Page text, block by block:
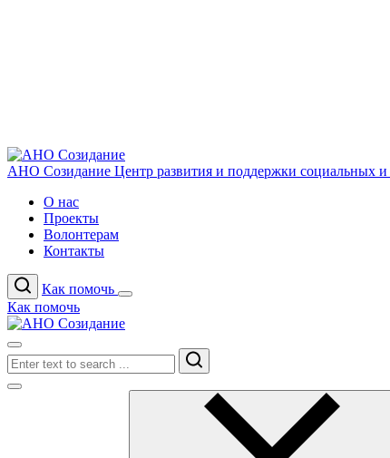
АНО Созидание Центр развития и поддержки социальных
О нас
Проекты
Волонтерам
Контакты
Как помочь
Как помочь
Search